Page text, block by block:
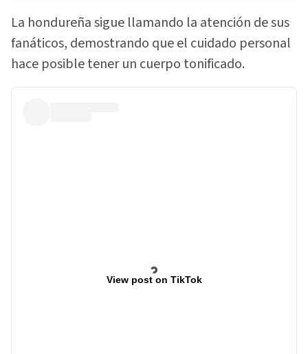
La hondureña sigue llamando la atención de sus
fanáticos, demostrando que el cuidado personal
hace posible tener un cuerpo tonificado.
View post on TikTok